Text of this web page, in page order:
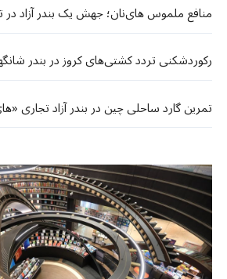
منافع ملموس های‌نان؛ جهش یک بندر آزاد
رکوردشکنی تردد کشتی‌های کروز در بندر
تمرین گارد ساحلی چین در بندر آزاد تجاری